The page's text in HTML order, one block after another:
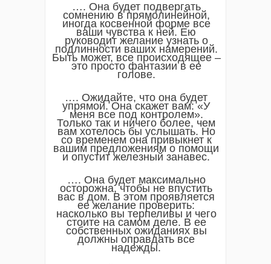
…. Она будет подвергать
сомнению в прямолинейной,
иногда косвенной форме все
ваши чувства к ней. Ею
руководит желание узнать о
подлинности ваших намерений.
Быть может, все происходящее –
это просто фантазии в ее
голове.
…. Ожидайте, что она будет
упрямой. Она скажет вам: «У
меня все под контролем».
Только так и ничего более, чем
вам хотелось бы услышать. Но
со временем она привыкнет к
вашим предложениям о помощи
и опустит железный занавес.
…. Она будет максимально
осторожна, чтобы не впустить
вас в дом. В этом проявляется
ее желание проверить:
насколько вы терпеливы и чего
стоите на самом деле. В ее
собственных ожиданиях вы
должны оправдать все
надежды.